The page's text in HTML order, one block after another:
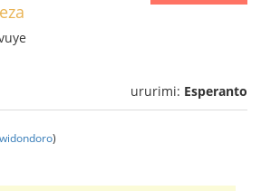
ururimi: Esperanto
)